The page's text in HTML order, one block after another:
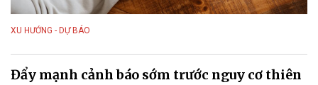
XU HƯỚNG - DỰ BÁO
Đẩy mạnh cảnh báo sớm trước nguy cơ thiên